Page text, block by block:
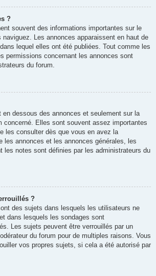
?
souvent des informations importantes sur le
naviguez. Les annonces apparaissent en haut de
lequel elles ont été publiées. Tout comme les
permissions concernant les annonces sont
du forum.
en dessous des annonces et seulement sur la
concerné. Elles sont souvent assez importantes
les consulter dès que vous en avez la
les annonces et les annonces générales, les
les notes sont définies par les administrateurs du
?
des sujets dans lesquels les utilisateurs ne
dans lesquels les sondages sont
Les sujets peuvent être verrouillés par un
du forum pour de multiples raisons. Vous
vos propres sujets, si cela a été autorisé par